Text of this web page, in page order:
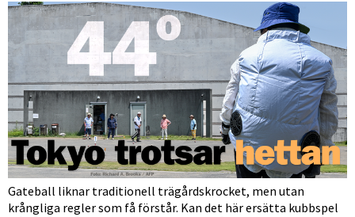
Gateball liknar traditionell trägårdskrocket, men utan
krångliga regler som få förstår. Kan det här ersätta kubbspel